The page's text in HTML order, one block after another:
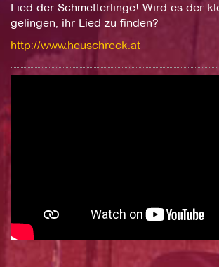
Lied der Schmetterlinge! Wird es der
gelingen, ihr Lied zu finden?
http://www.heuschreck.at